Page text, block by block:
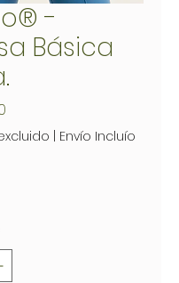
-
Básica
Envío Incluío